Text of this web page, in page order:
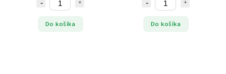
Do košíka Do košíka